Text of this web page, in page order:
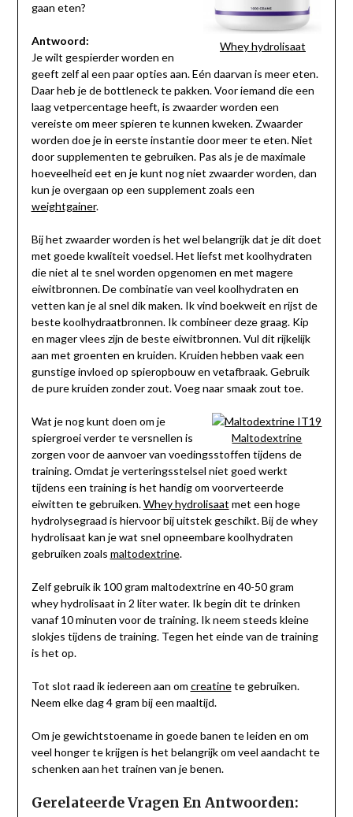
Whey hydrolisaat
gaan eten?
Antwoord:
Je wilt gespierder worden en
geeft zelf al een paar opties aan. Eén daarvan is meer eten.
Daar heb je de bottleneck te pakken. Voor iemand die een
laag vetpercentage heeft, is zwaarder worden een
vereiste om meer spieren te kunnen kweken. Zwaarder
worden doe je in eerste instantie door meer te eten. Niet
door supplementen te gebruiken. Pas als je de maximale
hoeveelheid eet en je kunt nog niet zwaarder worden, dan
kun je overgaan op een supplement zoals een
weightgainer.
Bij het zwaarder worden is het wel belangrijk dat je dit doet
met goede kwaliteit voedsel. Het liefst met koolhydraten
die niet al te snel worden opgenomen en met magere
eiwitbronnen. De combinatie van veel koolhydraten en
vetten kan je al snel dik maken. Ik vind boekweit en rijst de
beste koolhydraatbronnen. Ik combineer deze graag. Kip
en mager vlees zijn de beste eiwitbronnen. Vul dit rijkelijk
aan met groenten en kruiden. Kruiden hebben vaak een
gunstige invloed op spieropbouw en vetafbraak. Gebruik
de pure kruiden zonder zout. Voeg naar smaak zout toe.
Maltodextrine
Wat je nog kunt doen om je
spiergroei verder te versnellen is
zorgen voor de aanvoer van voedingsstoffen tijdens de
training. Omdat je verteringsstelsel niet goed werkt
tijdens een training is het handig om voorverteerde
eiwitten te gebruiken.Whey hydrolisaat met een hoge
hydrolysegraad is hiervoor bij uitstek geschikt. Bij de whey
hydrolisaat kan je wat snel opneembare koolhydraten
gebruiken zoals maltodextrine.
Zelf gebruik ik 100 gram maltodextrine en 40-50 gram
whey hydrolisaat in 2 liter water. Ik begin dit te drinken
vanaf 10 minuten voor de training. Ik neem steeds kleine
slokjes tijdens de training. Tegen het einde van de training
is het op.
Tot slot raad ik iedereen aan om creatinete gebruiken.
Neem elke dag 4 gram bij een maaltijd.
Om je gewichtstoename in goede banen te leiden en om
veel honger te krijgen is het belangrijk om veel aandacht te
schenken aan het trainen van je benen.
Gerelateerde Vragen En Antwoorden: